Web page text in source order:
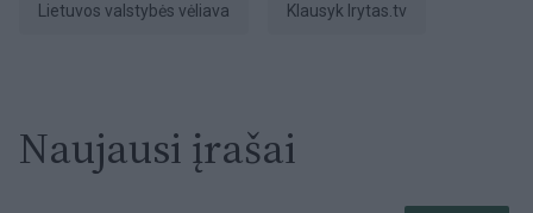
Lietuvos valstybės vėliava Klausyk lrytas.tv
Naujausi įrašai